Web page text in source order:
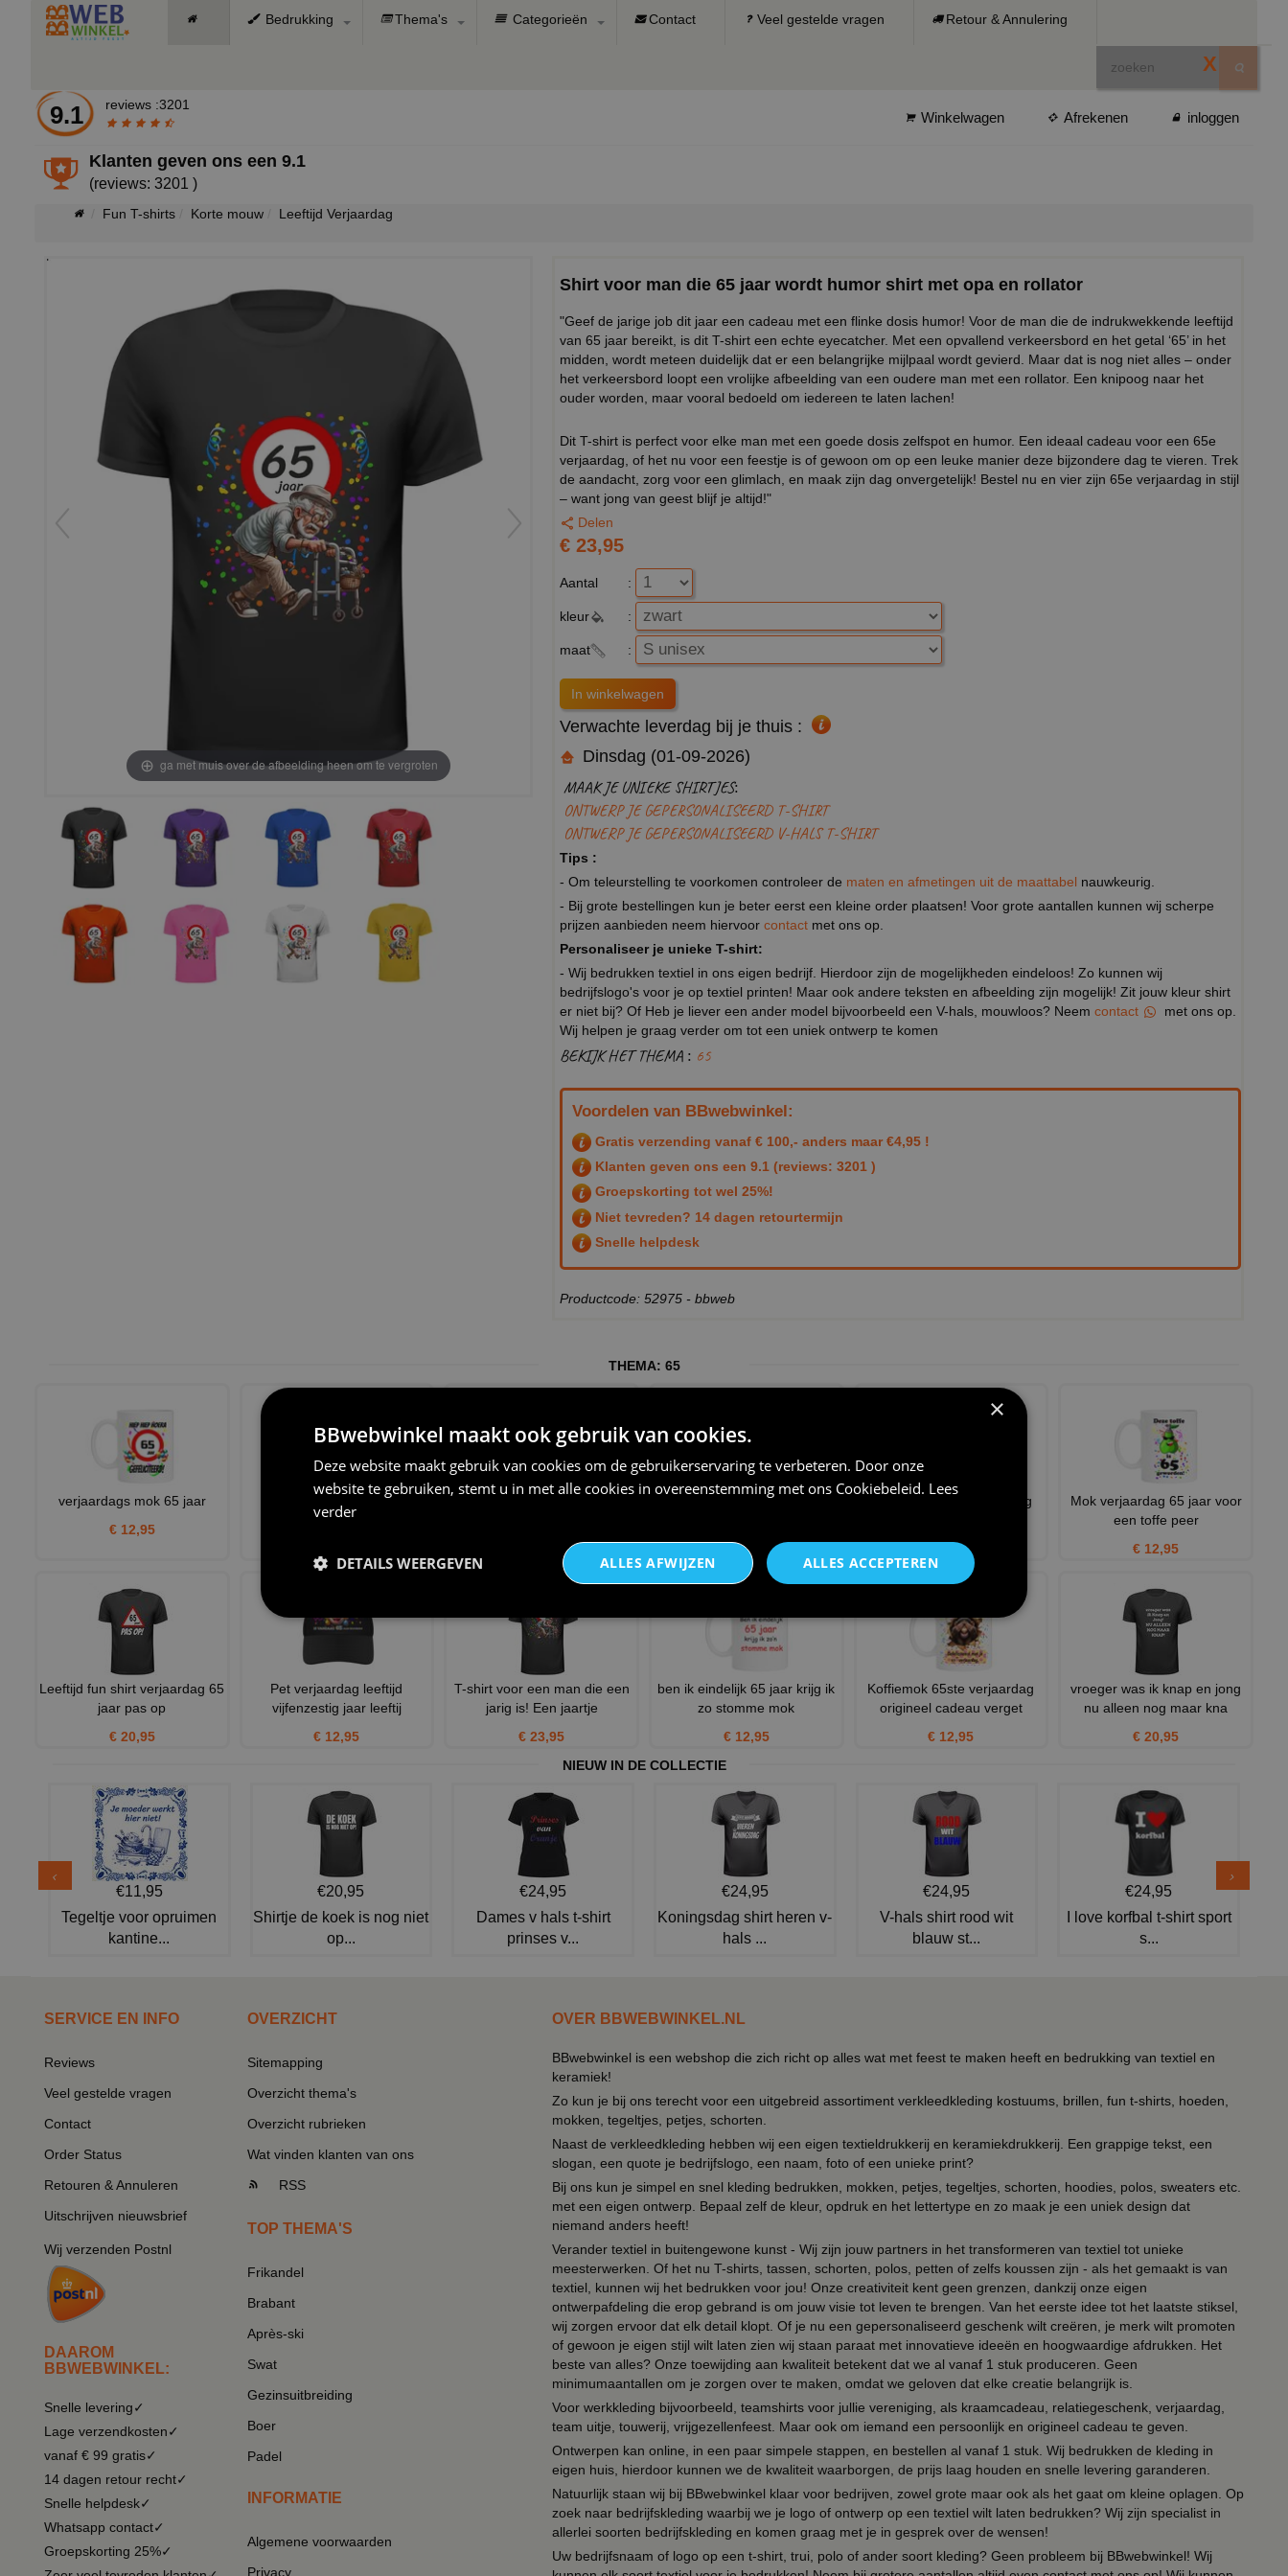
Bedrukking Thema's Categorieën Contact Veel gestelde vragen Retour & Annulering
X
9.1 reviews :3201
Winkelwagen Afrekenen inloggen
Klanten geven ons een9.1
(reviews: 3201 )
Fun T-shirts Korte mouw Leeftijd Verjaardag
ga met muis over de afbeelding heen om te vergroten
Shirt voor man die 65 jaar wordt humor shirt met opa en rollator
"Geef de jarige job dit jaar een cadeau met een flinke dosis humor! Voor de man die de indrukwekkende leeftijd
van 65 jaar bereikt, is dit T-shirt een echte eyecatcher. Met een opvallend verkeersbord en het getal ‘65’ in het
midden, wordt meteen duidelijk dat er een belangrijke mijlpaal wordt gevierd. Maar dat is nog niet alles – onder
het verkeersbord loopt een vrolijke afbeelding van een oudere man met een rollator. Een knipoog naar het
ouder worden, maar vooral bedoeld om iedereen te laten lachen!
Dit T-shirt is perfect voor elke man met een goede dosis zelfspot en humor. Een ideaal cadeau voor een 65e
verjaardag, of het nu voor een feestje is of gewoon om op een leuke manier deze bijzondere dag te vieren. Trek
de aandacht, zorg voor een glimlach, en maak zijn dag onvergetelijk! Bestel nu en vier zijn 65e verjaardag in stijl
– want jong van geest blijf je altijd!"
Delen
€ 23,95
Aantal :
kleur :
maat :
Verwachte leverdag bij je thuis :
Dinsdag (01-09-2026)
MAAK JE UNIEKE SHIRTJES:
ONTWERP JE GEPERSONALISEERD T-SHIRT
ONTWERP JE GEPERSONALISEERD V-HALS T-SHIRT
Tips :
- Om teleurstelling te voorkomen controleer de maten en afmetingen uit de maattabel nauwkeurig.
- Bij grote bestellingen kun je beter eerst een kleine order plaatsen! Voor grote aantallen kunnen wij scherpe
prijzen aanbieden neem hiervoor contact met ons op.
Personaliseer je unieke T-shirt:
- Wij bedrukken textiel in ons eigen bedrijf. Hierdoor zijn de mogelijkheden eindeloos! Zo kunnen wij
bedrijfslogo's voor je op textiel printen! Maar ook andere teksten en afbeelding zijn mogelijk! Zit jouw kleur shirt
er niet bij? Of Heb je liever een ander model bijvoorbeeld een V-hals, mouwloos? Neem contact
met ons op.
Wij helpen je graag verder om tot een uniek ontwerp te komen
BEKIJK HET THEMA : 65
Voordelen van BBwebwinkel:
Gratis verzending vanaf € 100,- anders maar €4,95 !
Klanten geven ons een 9.1 (reviews: 3201 )
Groepskorting tot wel 25%!
Niet tevreden? 14 dagen retourtermijn
Snelle helpdesk
Productcode: 52975 - bbweb
THEMA: 65
verjaardags mok 65 jaar
€ 12,95
Mok voor verjaardag alle
leeftijden Hoe oud zei je
65 jaar verjaardagsmok ouder
€ 12,95
Ben ik eindelijk 65 jaar krijg ik
€ 20,95
V-hals shirt 65 jaar grappig
€ 24,95
Mok verjaardag 65 jaar voor
een toffe peer
€ 12,95
Leeftijd fun shirt verjaardag 65
jaar pas op
€ 20,95
Pet verjaardag leeftijd
vijfenzestig jaar leeftij
€ 12,95
T-shirt voor een man die een
jarig is! Een jaartje
€ 23,95
ben ik eindelijk 65 jaar krijg ik
zo stomme mok
€ 12,95
Koffiemok 65ste verjaardag
origineel cadeau verget
€ 12,95
vroeger was ik knap en jong
nu alleen nog maar kna
€ 20,95
NIEUW IN DE COLLECTIE
€11,95
Tegeltje voor opruimen
kantine...
€20,95
Shirtje de koek is nog niet
op...
€24,95
Dames v hals t-shirt
prinses v...
€24,95
Koningsdag shirt heren v-
hals ...
€24,95
V-hals shirt rood wit
blauw st...
€24,95
I love korfbal t-shirt sport
s...
SERVICE EN INFO
Reviews
Veel gestelde vragen
Contact
Order Status
Retouren & Annuleren
Uitschrijven nieuwsbrief
Wij verzenden Postnl
DAAROM
BBWEBWINKEL:
Snelle levering✓
Lage verzendkosten✓
vanaf € 99 gratis✓
14 dagen retour recht✓
Snelle helpdesk✓
Whatsapp contact✓
Groepskorting 25%✓
OVERZICHT
Sitemapping
Overzicht thema's
Overzicht rubrieken
Wat vinden klanten van ons
RSS
TOP THEMA'S
Frikandel
Brabant
Après-ski
Swat
Gezinsuitbreiding
Boer
Padel
INFORMATIE
Algemene voorwaarden
Privacy
OVER BBWEBWINKEL.NL
BBwebwinkel is een webshop die zich richt op alles wat met feest te maken heeft en bedrukking van textiel en
keramiek!
Zo kun je bij ons terecht voor een uitgebreid assortiment verkleedkleding kostuums, brillen, fun t-shirts, hoeden,
mokken, tegeltjes, petjes, schorten.
Naast de verkleedkleding hebben wij een eigen textieldrukkerij en keramiekdrukkerij. Een grappige tekst, een
slogan, een quote je bedrijfslogo, een naam, foto of een unieke print?
Bij ons kun je simpel en snel kleding bedrukken, mokken, petjes, tegeltjes, schorten, hoodies, polos, sweaters etc.
met een eigen ontwerp. Bepaal zelf de kleur, opdruk en het lettertype en zo maak je een uniek design dat
niemand anders heeft!
Verander textiel in buitengewone kunst - Wij zijn jouw partners in het transformeren van textiel tot unieke
meesterwerken. Of het nu T-shirts, tassen, schorten, polos, petten of zelfs koussen zijn - als het gemaakt is van
textiel, kunnen wij het bedrukken voor jou! Onze creativiteit kent geen grenzen, dankzij onze eigen
ontwerpafdeling die erop gebrand is om jouw visie tot leven te brengen. Van het eerste idee tot het laatste stiksel,
wij zorgen ervoor dat elk detail klopt. Of je nu een gepersonaliseerd geschenk wilt creëren, je merk wilt promoten
of gewoon je eigen stijl wilt laten zien wij staan paraat met innovatieve ideeën en hoogwaardige afdrukken. Het
beste van alles? Onze toewijding aan kwaliteit betekent dat we al vanaf 1 stuk produceren. Geen
minimumaantallen om je zorgen over te maken, omdat we geloven dat elke creatie belangrijk is.
Voor werkkleding bijvoorbeeld, teamshirts voor jullie vereniging, als kraamcadeau, relatiegeschenk, verjaardag,
team uitje, touwerij, vrijgezellenfeest. Maar ook om iemand een persoonlijk en origineel cadeau te geven.
Ontwerpen kan online, in een paar simpele stappen, en bestellen al vanaf 1 stuk. Wij bedrukken de kleding in
eigen huis, hierdoor kunnen we de kwaliteit waarborgen, de prijs laag houden en snelle levering garanderen.
Natuurlijk staan wij bij BBwebwinkel klaar voor bedrijven, zowel grote maar ook als het gaat om kleine oplagen. Op
zoek naar bedrijfskleding waarbij we je logo of ontwerp op een textiel wilt laten bedrukken? Wij zijn specialist in
allerlei soorten bedrijfskleding en komen graag met je in gesprek over de wensen!
Uw bedrijfsnaam of logo op een t-shirt, trui, polo of ander soort kleding? Geen probleem bij BBwebwinkel! Wij
×
BBwebwinkel maakt ook gebruik van cookies.
Deze website maakt gebruik van cookies om de gebruikerservaring te verbeteren. Door onze
website te gebruiken, stemt u in met alle cookies in overeenstemming met ons Cookiebeleid. Lees
verder
ALLES ACCEPTEREN
ALLES AFWIJZEN
DETAILS WEERGEVEN